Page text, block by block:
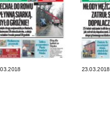
23.03.2018